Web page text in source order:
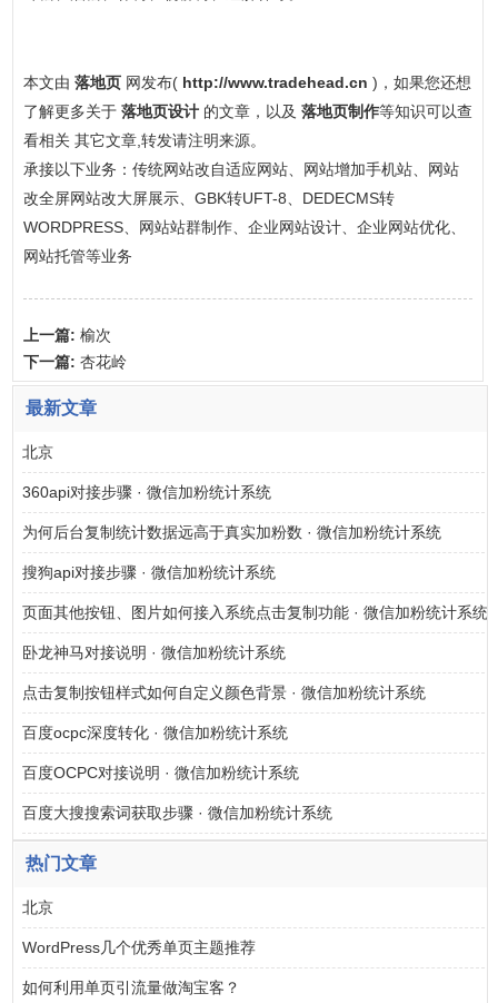
本文由 落地页 网发布( http://www.tradehead.cn )，如果您还想
了解更多关于 落地页设计 的文章，以及 落地页制作等知识可以查
看相关 其它文章,转发请注明来源。
承接以下业务：传统网站改自适应网站、网站增加手机站、网站
改全屏网站改大屏展示、GBK转UFT-8、DEDECMS转
WORDPRESS、网站站群制作、企业网站设计、企业网站优化、
网站托管等业务
上一篇: 榆次
下一篇: 杏花岭
最新文章
北京
360api对接步骤 · 微信加粉统计系统
为何后台复制统计数据远高于真实加粉数 · 微信加粉统计系统
搜狗api对接步骤 · 微信加粉统计系统
页面其他按钮、图片如何接入系统点击复制功能 · 微信加粉统计系统
卧龙神马对接说明 · 微信加粉统计系统
点击复制按钮样式如何自定义颜色背景 · 微信加粉统计系统
百度ocpc深度转化 · 微信加粉统计系统
百度OCPC对接说明 · 微信加粉统计系统
百度大搜搜索词获取步骤 · 微信加粉统计系统
热门文章
北京
WordPress几个优秀单页主题推荐
如何利用单页引流量做淘宝客？